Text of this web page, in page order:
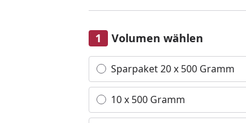
werden.
Widerrufs- und Rückgaberecht
Volumen wählen
Alle anzeigen (3)
Sparpaket 20 x 500 Gramm
10 x 500 Gramm